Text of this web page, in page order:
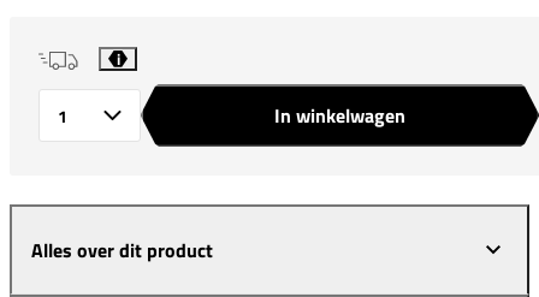
i
In winkelwagen
Alles over dit product